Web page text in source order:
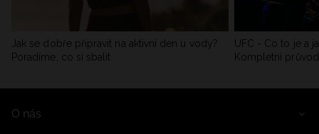
Jak se dobře připravit na aktivní den u vody?
Poradíme, co si sbalit
UFC - Co to je a
Kompletní
O nás